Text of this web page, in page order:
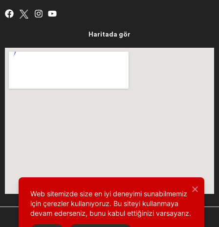
Haritada gör
Web sitemizde size en iyi deneyimi sunabilmemiz
için çerezler kullanıyoruz. Bu siteyi kullanmaya
devam ederseniz, bunu kabul ettiğinizi varsayarız.